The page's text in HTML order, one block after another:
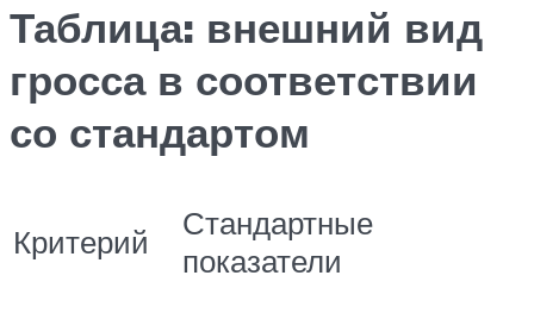
Таблица: внешний вид
гросса в соответствии
со стандартом
Критерий
Стандартные
показатели